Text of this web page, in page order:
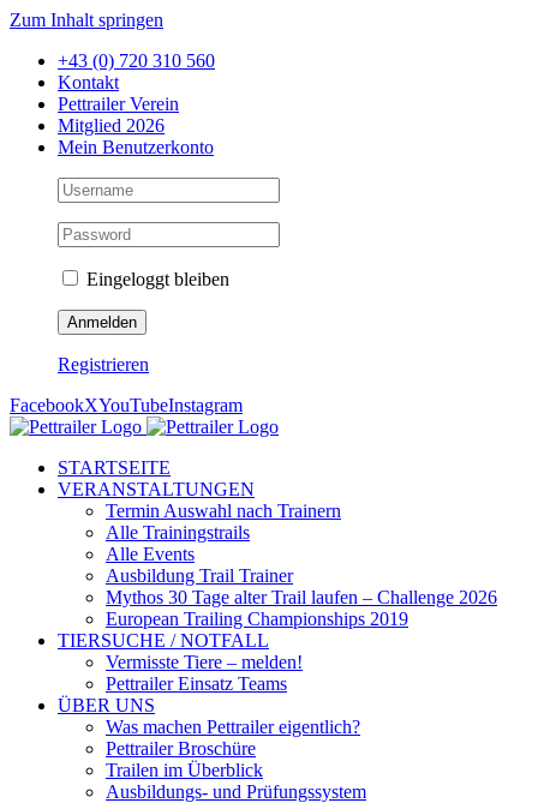
Zum Inhalt springen
+43 (0) 720 310 560
Kontakt
Pettrailer Verein
Mitglied 2026
Mein Benutzerkonto
Eingeloggt bleiben
Registrieren
FacebookXYouTubeInstagram
STARTSEITE
VERANSTALTUNGEN
Termin Auswahl nach Trainern
Alle Trainingstrails
Alle Events
Ausbildung Trail Trainer
Mythos 30 Tage alter Trail laufen – Challenge 2026
European Trailing Championships 2019
TIERSUCHE / NOTFALL
Vermisste Tiere – melden!
Pettrailer Einsatz Teams
ÜBER UNS
Was machen Pettrailer eigentlich?
Pettrailer Broschüre
Trailen im Überblick
Ausbildungs- und Prüfungssystem